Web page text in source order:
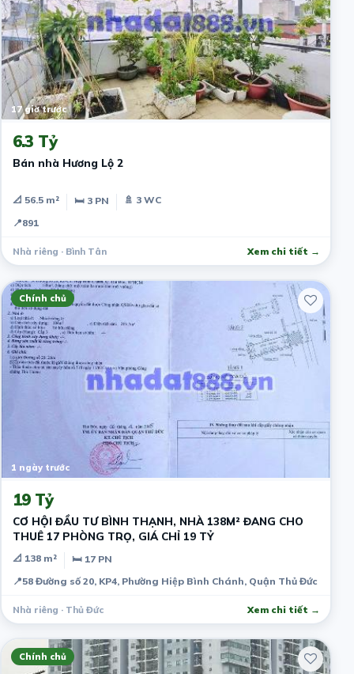
17 giờ trước
6.3 Tỷ
Bán nhà Hương Lộ 2
📐 56.5 m² 🛏 3 PN
🚿 3 WC
📍891
Nhà riêng · Bình Tân Xem chi tiết →
Chính chủ
1 ngày trước
19 Tỷ
CƠ HỘI ĐẦU TƯ BÌNH THẠNH, NHÀ 138M² ĐANG CHO
THUÊ 17 PHÒNG TRỌ, GIÁ CHỈ 19 TỶ
📐 138 m²
🛏 17 PN
📍58 Đường số 20, KP4, Phường Hiệp Bình Chánh, Quận Thủ Đức
Nhà riêng · Thủ Đức Xem chi tiết →
Chính chủ